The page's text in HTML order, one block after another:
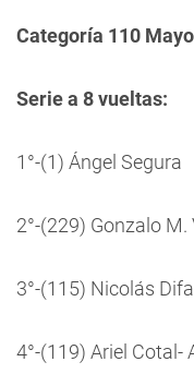
Categoría 110
Serie a 8 vueltas:
1°-(1) Ángel Segura
2°-(229) Gonzalo
3°-(115) Nicolás
4°-(119) Ariel Cotal-